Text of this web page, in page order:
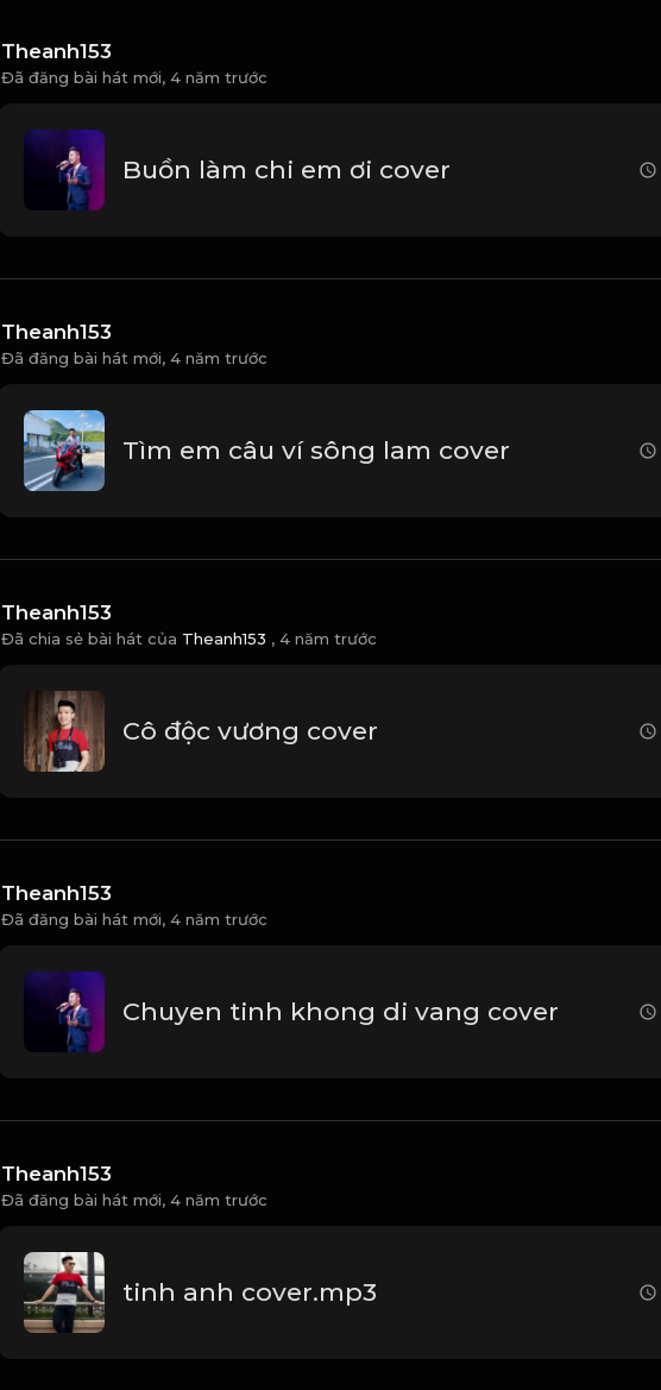
Theanh153
Đã đăng bài hát mới, 4 năm trước
Buồn làm chi em ơi cover
Theanh153
Đã đăng bài hát mới, 4 năm trước
Tìm em câu ví sông lam cover
Theanh153
Đã chia sẻ bài hát của Theanh153 , 4 năm trước
Cô độc vương cover
Theanh153
Đã đăng bài hát mới, 4 năm trước
Chuyen tinh khong di vang cover
Theanh153
Đã đăng bài hát mới, 4 năm trước
tinh anh cover.mp3